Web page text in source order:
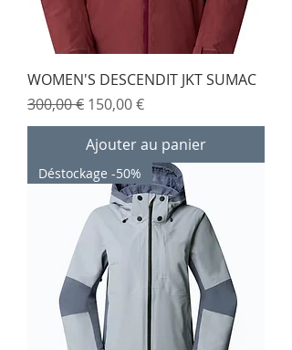
WOMEN'S DESCENDIT JKT SUMAC
Prix original
300,00 € Prix promotionnel
150,00 €
Ajouter au panier
Déstockage -50%